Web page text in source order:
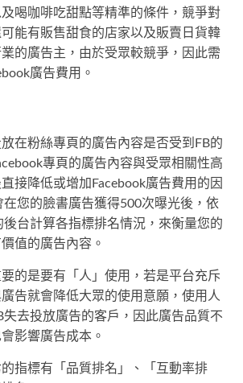
喝咖啡吃甜點等精準的條件，競爭對
能有販售甜食的店家以及販賣日貨韓
的廣告主，由於受眾較競爭，因此需
廣告費用。
在粉絲專頁的廣告內容是否受到FB的
專頁的廣告內容與受眾相關性高
接降低或增加Facebook廣告費用的因
在您的臉書廣告獲得500次曝光後，依
後台計算各指標排名情況，來衡量您的
值的廣告內容。
的是要有「人」使用，若是平台充斥
告就會降低大眾的使用意願，使用人
失去投放廣告的客戶，因此廣告品質不
影響廣告成本。
指標有「品質排名」、「互動率排